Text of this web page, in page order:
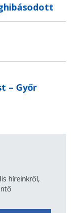
– Győr
híreinkről,